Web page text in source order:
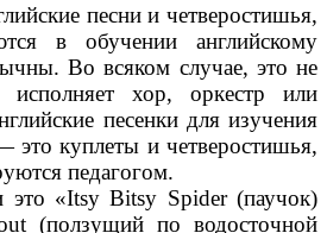
песни и четверостишья,
в обучении английскому
Во всяком случае, это не
исполняет хор, оркестр или
песенки для изучения
это куплеты и четверостишья,
педагогом.
это «Itsy Bitsy Spider (паучок)
(ползущий по водосточной